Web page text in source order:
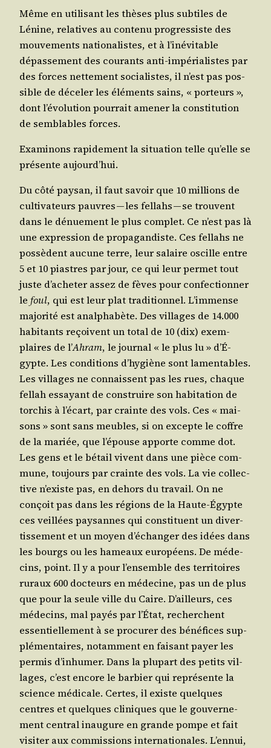
Même en uti­li­sant les thèses plus sub­tiles de
Lénine, rela­tives au conte­nu pro­gres­siste des
mou­ve­ments natio­na­listes, et à l’i­né­vi­table
dépas­se­ment des cou­rants anti-impé­ria­listes par
des forces net­te­ment socia­listes, il n’est pas pos­
sible de déce­ler les élé­ments sains, « por­teurs »,
dont l’é­vo­lu­tion pour­rait ame­ner la consti­tu­tion
de sem­blables forces.
Exa­mi­nons rapi­de­ment la situa­tion telle qu’elle se
pré­sente aujourd’hui.
Du côté pay­san, il faut savoir que 10 mil­lions de
culti­va­teurs pauvres — les fel­lahs — se trouvent
dans le dénue­ment le plus com­plet. Ce n’est pas là
une expres­sion de pro­pa­gan­diste. Ces fel­lahs ne
pos­sèdent aucune terre, leur salaire oscille entre
5 et 10 piastres par jour, ce qui leur per­met tout
juste d’a­che­ter assez de fèves pour confec­tion­ner
le foul, qui est leur plat tra­di­tion­nel. L’im­mense
majo­ri­té est anal­pha­bète. Des vil­lages de 14.000
habi­tants reçoivent un total de 10 (dix) exem­
plaires de l’Ahram, le jour­nal « le plus lu » d’É­
gypte. Les condi­tions d’hy­giène sont lamen­tables.
Les vil­lages ne connaissent pas les rues, chaque
fel­lah essayant de construire son habi­ta­tion de
tor­chis à l’é­cart, par crainte des vols. Ces « mai­
sons » sont sans meubles, si on excepte le coffre
de la mariée, que l’é­pouse apporte comme dot.
Les gens et le bétail vivent dans une pièce com­
mune, tou­jours par crainte des vols. La vie col­lec­
tive n’existe pas, en dehors du tra­vail. On ne
conçoit pas dans les régions de la Haute-Égypte
ces veillées pay­sannes qui consti­tuent un diver­
tis­se­ment et un moyen d’é­chan­ger des idées dans
les bourgs ou les hameaux euro­péens. De méde­
cins, point. Il y a pour l’en­semble des ter­ri­toires
ruraux 600 doc­teurs en méde­cine, pas un de plus
que pour la seule ville du Caire. D’ailleurs, ces
méde­cins, mal payés par l’É­tat, recherchent
essen­tiel­le­ment à se pro­cu­rer des béné­fices sup­
plé­men­taires, notam­ment en fai­sant payer les
per­mis d’in­hu­mer. Dans la plu­part des petits vil­
lages, c’est encore le bar­bier qui repré­sente la
science médi­cale. Certes, il existe quelques
centres et quelques cli­niques que le gou­ver­ne­
ment cen­tral inau­gure en grande pompe et fait
visi­ter aux com­mis­sions inter­na­tio­nales. L’en­nui,